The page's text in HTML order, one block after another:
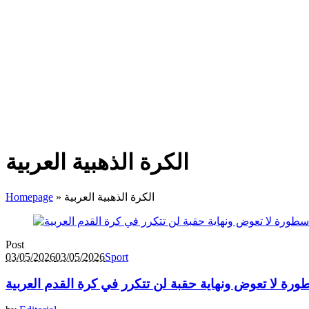
الكرة الذهبية العربية
Homepage » الكرة الذهبية العربية
Post
03/05/202603/05/2026Sport
لا تعوض ونهاية حقبة لن تتكرر في كرة القدم العربية